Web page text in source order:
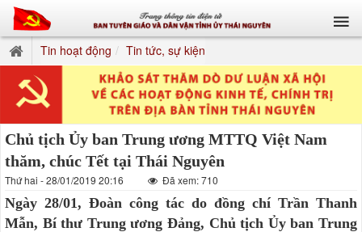
Tin hoạt động Tin tức, sự kiện
Chủ tịch Ủy ban Trung ương MTTQ Việt Nam
thăm, chúc Tết tại Thái Nguyên
Thứ hai - 28/01/2019 20:16 Đã xem: 710
Ngày 28/01, Đoàn công tác do đồng chí Trần Thanh
Mẫn, Bí thư Trung ương Đảng, Chủ tịch Ủy ban Trung